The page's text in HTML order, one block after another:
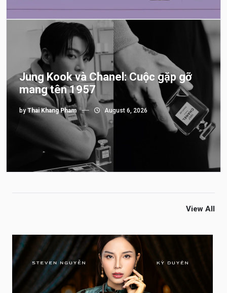
Jung Kook và Chanel: Cuộc gặp gỡ
mang tên 1957
byThai Khang Pham August 6, 2026
View All